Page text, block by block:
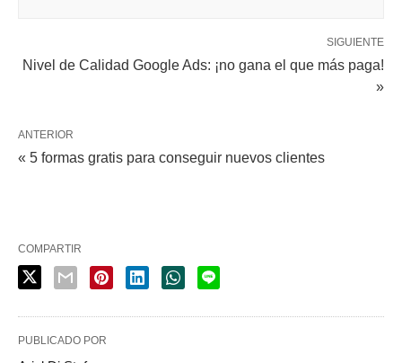
SIGUIENTE
Nivel de Calidad Google Ads: ¡no gana el que más paga!
»
ANTERIOR
« 5 formas gratis para conseguir nuevos clientes
COMPARTIR
PUBLICADO POR